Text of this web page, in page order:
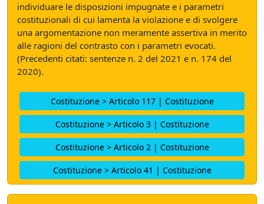
individuare le disposizioni impugnate e i parametri
costituzionali di cui lamenta la violazione e di svolgere
una argomentazione non meramente assertiva in merito
alle ragioni del contrasto con i parametri evocati.
(Precedenti citati: sentenze n. 2 del 2021 e n. 174 del
2020).
Costituzione > Articolo 117 | Costituzione
Costituzione > Articolo 3 | Costituzione
Costituzione > Articolo 2 | Costituzione
Costituzione > Articolo 41 | Costituzione